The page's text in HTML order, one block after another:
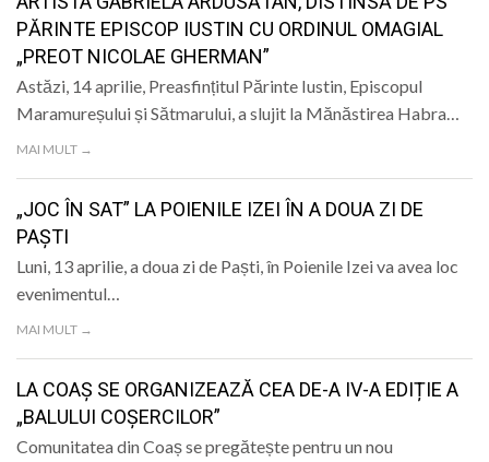
PĂRINTE EPISCOP IUSTIN CU ORDINUL OMAGIAL
„PREOT NICOLAE GHERMAN”
Astăzi, 14 aprilie, Preasfințitul Părinte Iustin, Episcopul
Maramureșului și Sătmarului, a slujit la Mănăstirea Habra…
MAI MULT →
„JOC ÎN SAT” LA POIENILE IZEI ÎN A DOUA ZI DE
PAȘTI
Luni, 13 aprilie, a doua zi de Paști, în Poienile Izei va avea loc
evenimentul…
MAI MULT →
LA COAȘ SE ORGANIZEAZĂ CEA DE-A IV-A EDIȚIE A
„BALULUI COȘERCILOR”
Comunitatea din Coaș se pregătește pentru un nou